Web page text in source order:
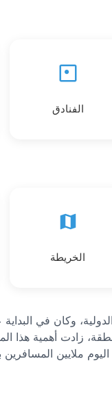
الفنادق
الخريطة
عام 1999 لرحلات الطيران الدولية،
زادت أهمية هذا
ملايين المسافرين